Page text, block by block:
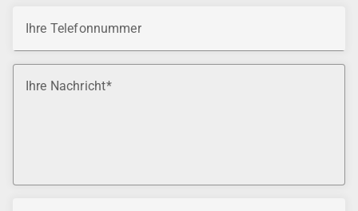
Ihre Telefonnummer
Ihre Nachricht